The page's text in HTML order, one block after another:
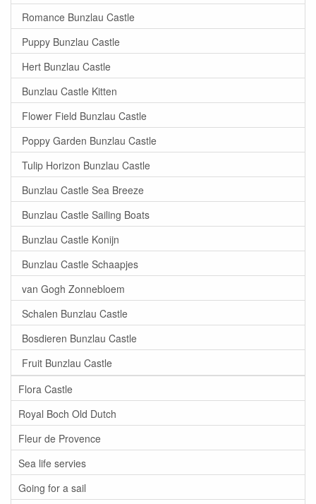
Romance Bunzlau Castle
Puppy Bunzlau Castle
Hert Bunzlau Castle
Bunzlau Castle Kitten
Flower Field Bunzlau Castle
Poppy Garden Bunzlau Castle
Tulip Horizon Bunzlau Castle
Bunzlau Castle Sea Breeze
Bunzlau Castle Sailing Boats
Bunzlau Castle Konijn
Bunzlau Castle Schaapjes
van Gogh Zonnebloem
Schalen Bunzlau Castle
Bosdieren Bunzlau Castle
Fruit Bunzlau Castle
Flora Castle
Royal Boch Old Dutch
Fleur de Provence
Sea life servies
Going for a sail